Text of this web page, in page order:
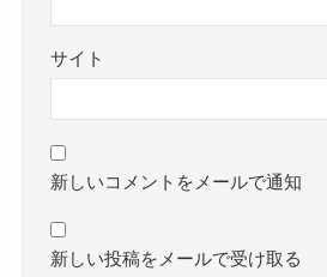
サイト
新しいコメントをメールで通知
新しい投稿をメールで受け取る